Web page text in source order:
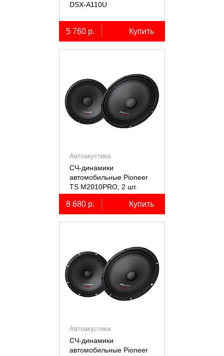
DSX-A110U
5 760 р. Купить
Автоакустика
СЧ-динамики
автомобильные Pioneer
TS M2010PRO, 2 шт.
8 680 р. Купить
Автоакустика
СЧ-динамики
автомобильные Pioneer